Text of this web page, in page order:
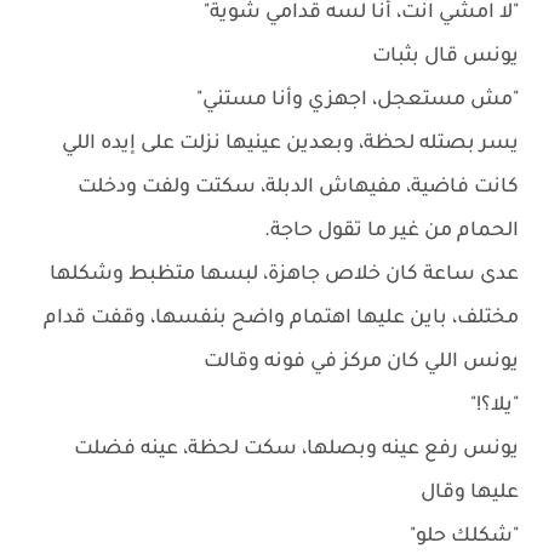
"لا امشي انت، أنا لسه قدامي شوية"
يونس قال بثبات
"مش مستعجل، اجهزي وأنا مستني"
يسر بصتله لحظة، وبعدين عينيها نزلت على إيده اللي
كانت فاضية، مفيهاش الدبلة، سكتت ولفت ودخلت
الحمام من غير ما تقول حاجة.
عدى ساعة كان خلاص جاهزة، لبسها متظبط وشكلها
مختلف، باين عليها اهتمام واضح بنفسها، وقفت قدام
يونس اللي كان مركز في فونه وقالت
"يلا؟!"
يونس رفع عينه وبصلها، سكت لحظة، عينه فضلت
عليها وقال
"شكلك حلو"